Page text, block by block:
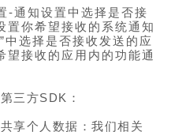
-通知设置中选择是否接
置你希望接收的系统通知
中选择是否接收发送的应
望接收的应用内的功能通
三方SDK：
享个人数据：我们相关